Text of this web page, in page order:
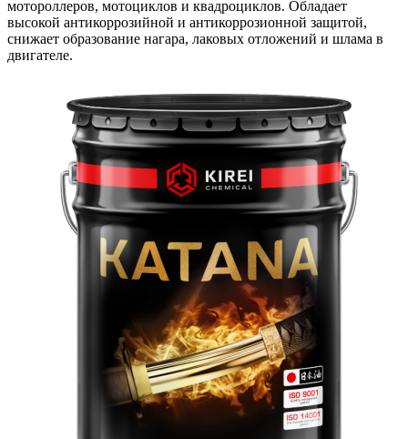
мотороллеров, мотоциклов и квадроциклов. Обладает
высокой антикоррозийной и антикоррозионной защитой,
снижает образование нагара, лаковых отложений и шлама в
двигателе.